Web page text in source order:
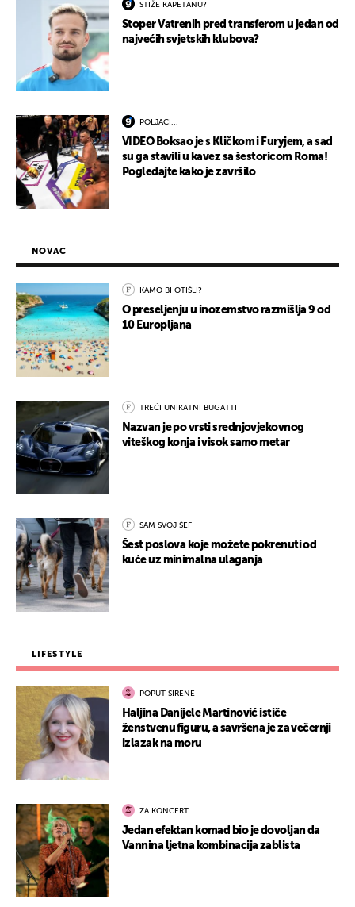
STIŽE KAPETANU?
Stoper Vatrenih pred transferom u jedan od
najvećih svjetskih klubova?
POLJACI...
VIDEO Boksao je s Kličkom i Furyjem, a sad
su ga stavili u kavez sa šestoricom Roma!
Pogledajte kako je završilo
NOVAC
KAMO BI OTIŠLI?
O preseljenju u inozemstvo razmišlja 9 od
10 Europljana
TREĆI UNIKATNI BUGATTI
Nazvan je po vrsti srednjovjekovnog
viteškog konja i visok samo metar
SAM SVOJ ŠEF
Šest poslova koje možete pokrenuti od
kuće uz minimalna ulaganja
LIFESTYLE
POPUT SIRENE
Haljina Danijele Martinović ističe
ženstvenu figuru, a savršena je za večernji
izlazak na moru
ZA KONCERT
Jedan efektan komad bio je dovoljan da
Vannina ljetna kombinacija zablista